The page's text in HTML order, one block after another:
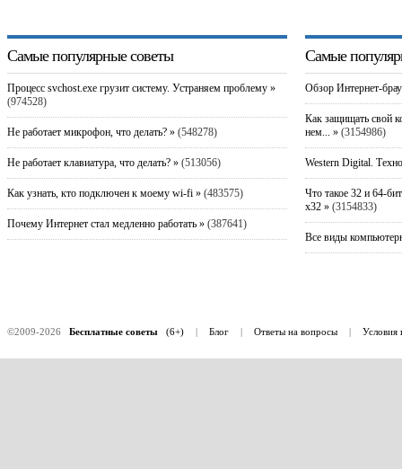
Самые популярные советы
Процесс svchost.exe грузит систему. Устраняем проблему »
(974528)
Не работает микрофон, что делать? »(548278)
Не работает клавиатура, что делать? »(513056)
Как узнать, кто подключен к моему wi-fi »(483575)
Почему Интернет стал медленно работать »(387641)
Самые
Обзор Интернет-
Как защищать свой
нем... »(3154986)
Western Digital.
Что такое 32 и 64-
x32 »(3154833)
Все виды
©2009-2026 Бесплатные советы(6+) | Блог | Ответы на вопросы | Условия